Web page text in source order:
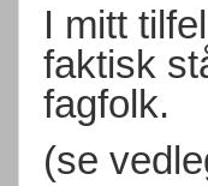
I mitt
faktisk
fagfolk.
(se